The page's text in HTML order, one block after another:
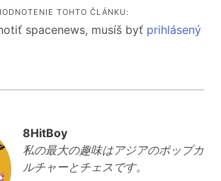
TOHTO ČLÁNKU:
spacenews, musíš byť prihlásený
8HitBoy
私の最大の趣味はアジアのポップカ
ルチャーとチェスです。